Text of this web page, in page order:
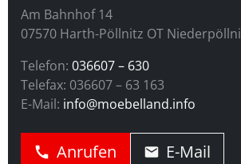
Am Bahnhof 14
07570 Harth-Pöllnitz OT
Telefon: 036607 – 630
Telefax: 036607 – 63 163
E-Mail: info@moebelland.info
Anrufen
E-Mail